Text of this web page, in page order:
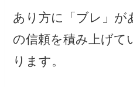
あり方に「ブレ」が
の信頼を積み上げて
ります。